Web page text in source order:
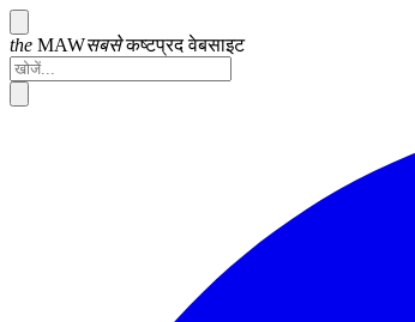
the MAWसबसे कष्टप्रदवेबसाइट